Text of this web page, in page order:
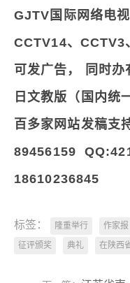
GJTV国际网络电
CCTV14、 CCTV3
可发广告，
同时办
日文教版（国内统
百多家网站发稿支
89456159
18610236845
标签： 隆重举行 作家报
征评颁奖
典礼 在陕西